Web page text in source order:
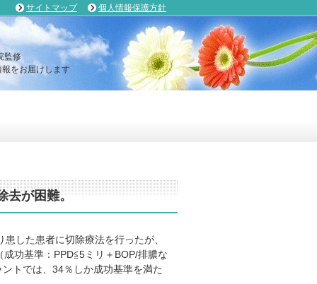
監修
をお届けします
去が困難。
した患者に切除療法を行ったが、
功基準：PPD≦5ミリ＋BOP/排膿な
トでは、34％しか成功基準を満た
サイトマップ 個人情報保護方針